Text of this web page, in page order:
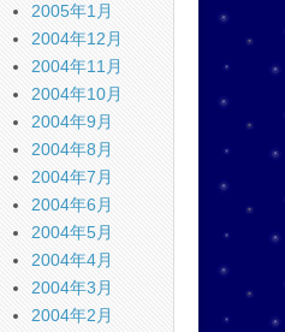
2005年1月
2004年12月
2004年11月
2004年10月
2004年9月
2004年8月
2004年7月
2004年6月
2004年5月
2004年4月
2004年3月
2004年2月